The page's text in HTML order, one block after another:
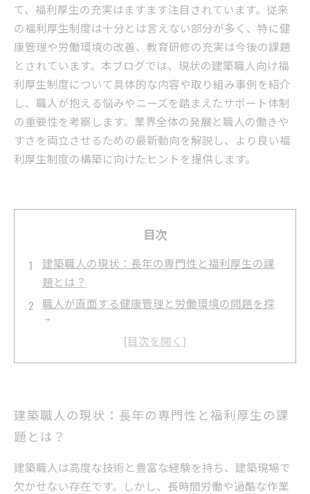
て、福利厚生の充実はますます注目されています。従来
の福利厚生制度は十分とは言えない部分が多く、特に健
康管理や労働環境の改善、教育研修の充実は今後の課題
とされています。本ブログでは、現状の建築職人向け福
利厚生制度について具体的な内容や取り組み事例を紹介
し、職人が抱える悩みやニーズを踏まえたサポート体制
の重要性を考察します。業界全体の発展と職人の働きや
すさを両立させるための最新動向を解説し、より良い福
利厚生制度の構築に向けたヒントを提供します。
目次
建築職人の現状：長年の専門性と福利厚生の課
題とは？
職人が直面する健康管理と労働環境の問題を探
る
充実した福利厚生とは？最新の取り組み事例を
紹介
未来の建築業界を支える福利厚生制度のビジョ
ンとは？
建築職人が安心して働ける環境を作るための具
体策
建築職人の現状：長年の専門性と福利厚生の課
題とは？
建築職人は高度な技術と豊富な経験を持ち、建築現場で
欠かせない存在です。しかし、長時間労働や過酷な作業